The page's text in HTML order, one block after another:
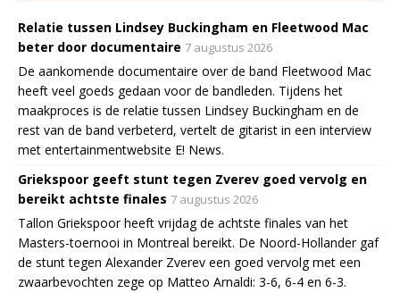
Relatie tussen Lindsey Buckingham en Fleetwood Mac
beter door documentaire 7 augustus 2026
De aankomende documentaire over de band Fleetwood Mac
heeft veel goeds gedaan voor de bandleden. Tijdens het
maakproces is de relatie tussen Lindsey Buckingham en de
rest van de band verbeterd, vertelt de gitarist in een interview
met entertainmentwebsite E! News.
Griekspoor geeft stunt tegen Zverev goed vervolg en
bereikt achtste finales 7 augustus 2026
Tallon Griekspoor heeft vrijdag de achtste finales van het
Masters-toernooi in Montreal bereikt. De Noord-Hollander gaf
de stunt tegen Alexander Zverev een goed vervolg met een
zwaarbevochten zege op Matteo Arnaldi: 3-6, 6-4 en 6-3.